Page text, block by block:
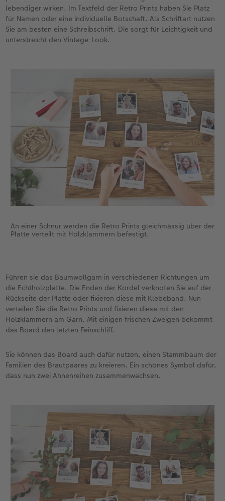
lebendiger wirken. Im Textfeld der Retro Prints haben Sie Platz
für Namen oder eine individuelle Botschaft. Als Schriftart nutzen
Sie am besten eine Schreibschrift. Die sorgt für Leichtigkeit und
unterstreicht den Vintage-Look.
An einer Schnur werden die Retro Prints gleichmässig über der
Platte verteilt mit Holzklammern befestigt.
Führen sie das Baumwollgarn in verschiedenen Richtungen um
die Echtholzplatte. Die Enden der Kordel verknoten Sie auf der
Rückseite der Platte oder fixieren diese mit Klebeband. Nun
verteilen Sie die Retro Prints und fixieren diese mit den
Holzklammern am Garn. Mit einigen frischen Zweigen bekommt
das Board den letzten Feinschliff.
Sie können das Board auch dafür nutzen, einen Stammbaum der
Familien des Brautpaares zu kreieren. Ein schönes Symbol dafür,
dass nun zwei Ahnenreihen zusammenwachsen.